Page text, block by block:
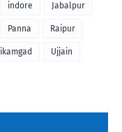
indore Jabalpur
Panna Raipur
Ujjain